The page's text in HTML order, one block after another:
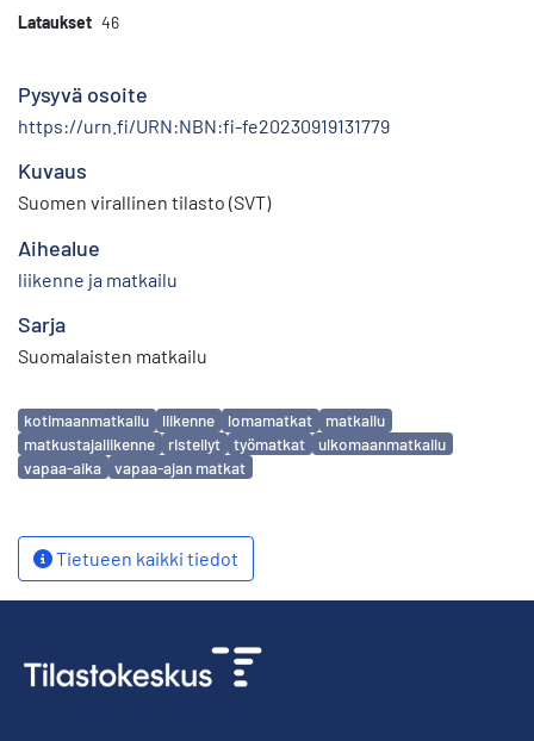
Lataukset 46
Pysyvä osoite
https://urn.fi/URN:NBN:fi-fe20230919131779
Kuvaus
Suomen virallinen tilasto (SVT)
Aihealue
liikenne ja matkailu
Sarja
Suomalaisten matkailu
Avainsanat
kotimaanmatkailu liikenne lomamatkat
matkailu
matkustajaliikenne
risteilyt työmatkat
ulkomaanmatkailu
vapaa-aika
vapaa-ajan matkat
Tietueen kaikki tiedot